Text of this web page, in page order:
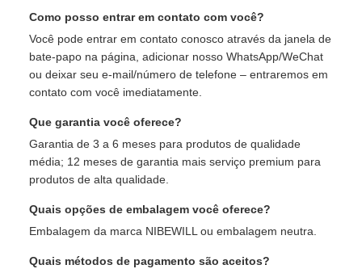
Como posso entrar em contato com você?
Você pode entrar em contato conosco através da janela de
bate-papo na página, adicionar nosso WhatsApp/WeChat
ou deixar seu e-mail/número de telefone – entraremos em
contato com você imediatamente.
Que garantia você oferece?
Garantia de 3 a 6 meses para produtos de qualidade
média; 12 meses de garantia mais serviço premium para
produtos de alta qualidade.
Quais opções de embalagem você oferece?
Embalagem da marca NIBEWILL ou embalagem neutra.
Quais métodos de pagamento são aceitos?